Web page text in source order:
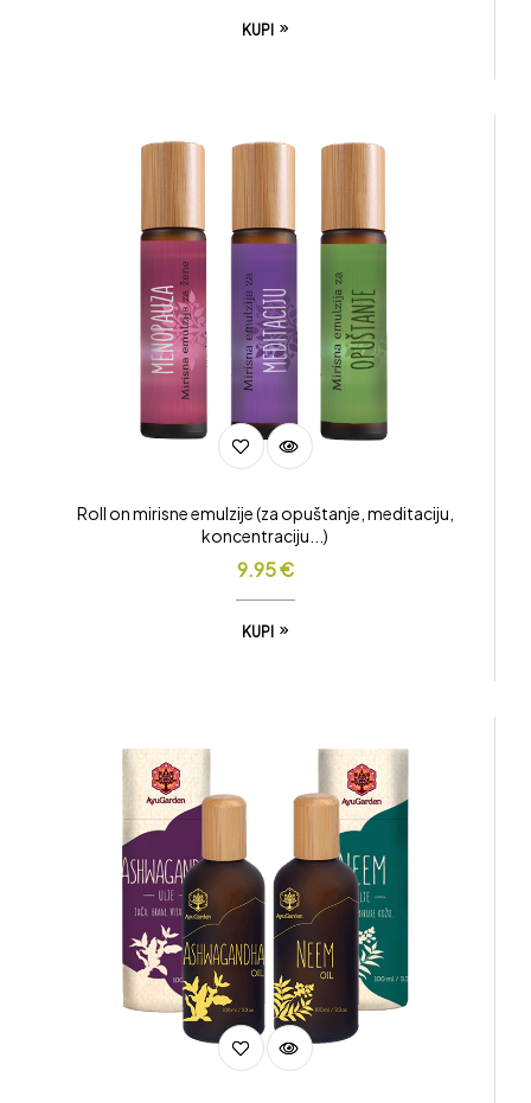
KUPI
Roll on mirisne emulzije (za opuštanje, meditaciju,
koncentraciju...)
9.95€
KUPI